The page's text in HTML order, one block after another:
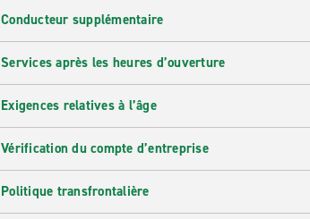
Conducteur supplémentaire
Services après les heures d’ouverture
Exigences relatives à l’âge
Vérification du compte d’entreprise
Politique transfrontalière